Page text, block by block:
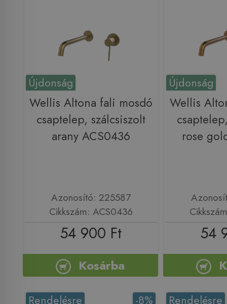
Újdonság
Wellis Altona fali mosdó
csaptelep, szálcsiszolt
arany ACS0436
Azonosító: 225587
Cikkszám: ACS0436
54 900 Ft
Kosárba
Újdonság
Wellis
rose
54
-8%
Rendelésre Rendelésre